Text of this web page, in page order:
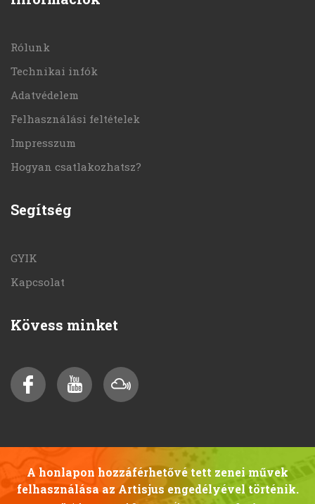
Rólunk
Technikai infók
Adatvédelem
Felhasználási feltételek
Impresszum
Hogyan csatlakozhatsz?
Segítség
GYIK
Kapcsolat
Kövess minket
A honlapon hozzáférhetővé tett zenei művek
felhasználása az Artisjus engedélyével történik.